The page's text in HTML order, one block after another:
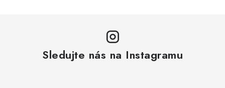
Sledujte nás na Instagramu